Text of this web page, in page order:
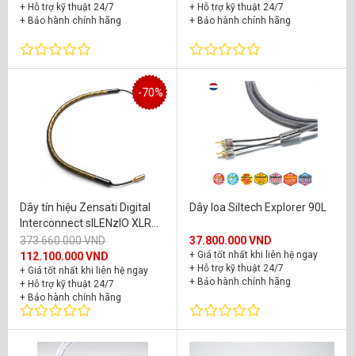
Focal️ (27)
Franc Audio Accessories
Gauder Akustik
HB Cable Design
Hifistay(14)
Iso Acoustics (33)
IsoClean (5)
Isol - 8 (22)
IsoTek(6)
+ Hỗ trợ kỹ thuật 24/7
+ Bảo hành chính hãng
+ Hỗ trợ kỹ thuật 24/7
+ Bảo hành chính hãng
-70%
Dây tín hiệu Zensati Digital
Interconnect sILENzIO XLR
(1.5m)
373.660.000 VND
112.100.000 VND
+ Giá tốt nhất khi liên hệ ngay
+ Hỗ trợ kỹ thuật 24/7
+ Bảo hành chính hãng
Dây loa Siltech Explorer 90L
37.800.000 VND
+ Giá tốt nhất khi liên hệ ngay
+ Hỗ trợ kỹ thuật 24/7
+ Bảo hành chính hãng